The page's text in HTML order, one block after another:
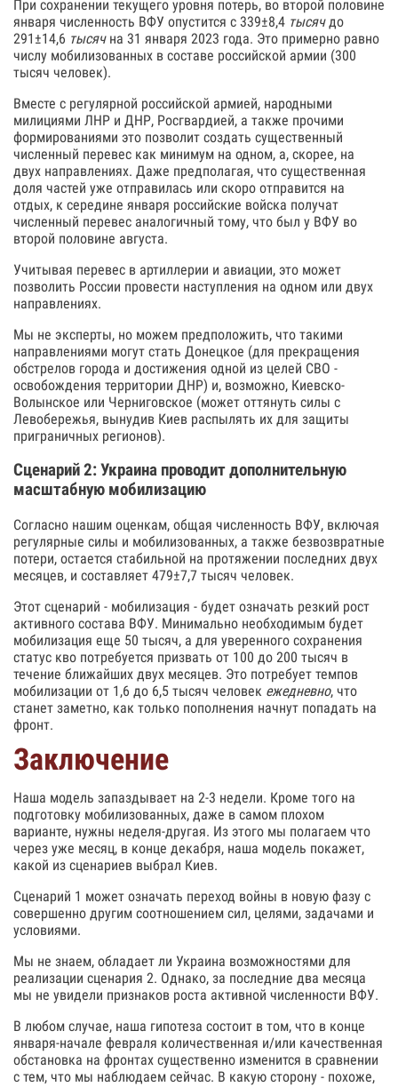
При сохранении текущего уровня потерь, во второй половине
января численность ВФУ опустится c 339±8,4 тысячдо
291±14,6 тысячна 31 января 2023 года. Это примерно равно
числу мобилизованных в составе российской армии (300
тысяч человек).
Вместе с регулярной российской армией, народными
милициями ЛНР и ДНР, Росгвардией, а также прочими
формированиями это позволит создать существенный
численный перевес как минимум на одном, а, скорее, на
двух направлениях. Даже предполагая, что существенная
доля частей уже отправилась или скоро отправится на
отдых, к середине января российские войска получат
численный перевес аналогичный тому, что был у ВФУ во
второй половине августа.
Учитывая перевес в артиллерии и авиации, это может
позволить России провести наступления на одном или двух
направлениях.
Мы не эксперты, но можем предположить, что такими
направлениями могут стать Донецкое (для прекращения
обстрелов города и достижения одной из целей СВО -
освобождения территории ДНР) и, возможно, Киевско-
Волынское или Черниговское (может оттянуть силы с
Левобережья, вынудив Киев распылять их для защиты
приграничных регионов).
Сценарий 2: Украина проводит дополнительную
масштабную мобилизацию
Согласно нашим оценкам, общая численность ВФУ, включая
регулярные силы и мобилизованных, а также безвозвратные
потери, остается стабильной на протяжении последних двух
месяцев, и составляет 479±7,7 тысяч человек.
Этот сценарий - мобилизация - будет означать резкий рост
активного состава ВФУ. Минимально необходимым будет
мобилизация еще 50 тысяч, а для уверенного сохранения
статус кво потребуется призвать от 100 до 200 тысяч в
течение ближайших двух месяцев. Это потребует темпов
мобилизации от 1,6 до 6,5 тысяч человек ежедневно, что
станет заметно, как только пополнения начнут попадать на
фронт.
Заключение
Наша модель запаздывает на 2-3 недели. Кроме того на
подготовку мобилизованных, даже в самом плохом
варианте, нужны неделя-другая. Из этого мы полагаем что
через уже месяц, в конце декабря, наша модель покажет,
какой из сценариев выбрал Киев.
Сценарий 1 может означать переход войны в новую фазу с
совершенно другим соотношением сил, целями, задачами и
условиями.
Мы не знаем, обладает ли Украина возможностями для
реализации сценария 2. Однако, за последние два месяца
мы не увидели признаков роста активной численности ВФУ.
В любом случае, наша гипотеза состоит в том, что в конце
января-начале февраля количественная и/или качественная
обстановка на фронтах существенно изменится в сравнении
с тем, что мы наблюдаем сейчас. В какую сторону - похоже,